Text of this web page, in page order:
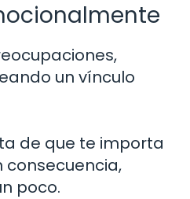
un vínculo
de que te importa
consecuencia,
poco.